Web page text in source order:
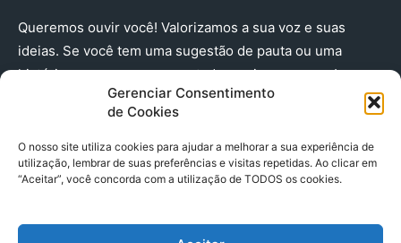
Gerenciar Consentimento
de Cookies
O nosso site utiliza cookies para ajudar a melhorar a sua experiência de
utilização, lembrar de suas preferências e visitas repetidas. Ao clicar em
“Aceitar”, você concorda com a utilização de TODOS os cookies.
Queremos ouvir você! Valorizamos a sua voz e suas
ideias. Se você tem uma sugestão de pauta ou uma
história que merece ser contada, envie-nos agora!
(91) 98224 - 3111